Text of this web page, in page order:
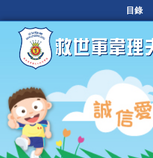
目錄